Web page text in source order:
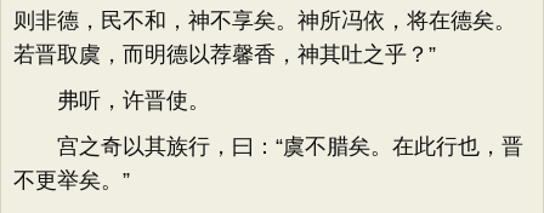
则非德，民不和，神不享矣。神所冯依，将在德矣。
若晋取虞，而明德以荐馨香，神其吐之乎？”
弗听，许晋使。
宫之奇以其族行，曰：“虞不腊矣。在此行也，晋
不更举矣。”